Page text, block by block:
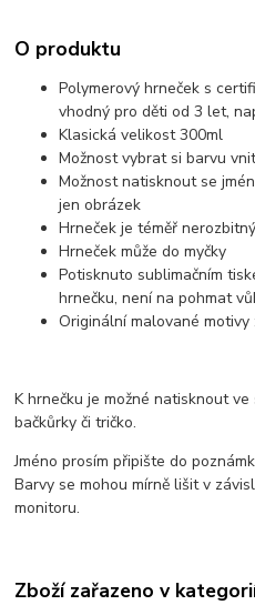
O produktu
Polymerový hrneček s
vhodný pro děti od 3 let,
Klasická velikost 300ml
Možnost vybrat si barvu
Možnost natisknout se
jen obrázek
Hrneček je téměř
Hrneček může do myčky
Potisknuto sublimačním
hrnečku, není na pohmat
Originální malované motivy
K hrnečku je možné natisknout
bačkůrky či tričko.
Jméno prosím připište do
Barvy se mohou mírně lišit v
monitoru.
Zboží zařazeno v